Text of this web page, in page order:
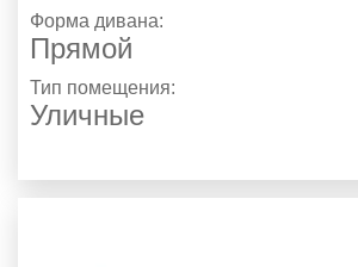
Форма дивана:
Прямой
Тип помещения:
Уличные